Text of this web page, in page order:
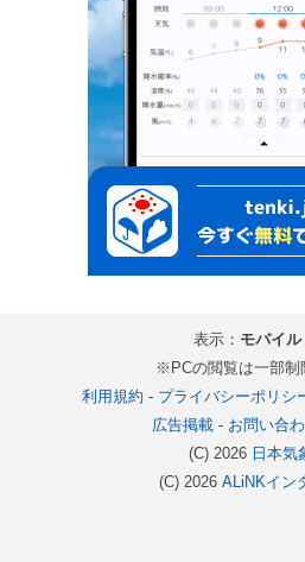
表示： モバイル
※PCの閲覧は一部制
利用規約 - プライバシーポリシ
広告掲載- お問い合
(C) 2026 日本気
(C) 2026 ALiNKイン